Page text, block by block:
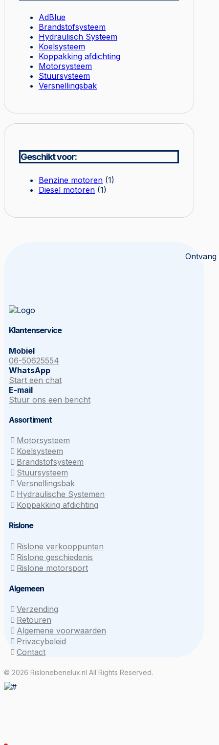
AdBlue
Brandstofsysteem
Hydraulisch Systeem
Koelsysteem
Koppakking afdichting
Motorsysteem
Stuursysteem
Versnellingsbak
Geschikt voor:
Benzine motoren (1)
Diesel motoren (1)
Klantenservice
Mobiel
06-50625554
WhatsApp
Start een chat
E-mail
Stuur ons een bericht
Assortiment
Motorsysteem
Koelsysteem
Brandstofsysteem
Stuursysteem
Versnellingsbak
Hydraulische Systemen
Koppakking afdichting
Rislone
Rislone verkooppunten
Rislone geschiedenis
Rislone motorsport
Algemeen
Verzending
Retouren
Algemene voorwaarden
Privacybeleid
Contact
© 2026 Rislonebenelux.nl All Rights Reserved.